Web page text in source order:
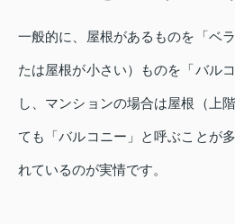
一般的に、屋根があるものを「ベ
たは屋根が小さい）ものを「バル
し、マンションの場合は屋根（上
ても「バルコニー」と呼ぶことが
れているのが実情です。